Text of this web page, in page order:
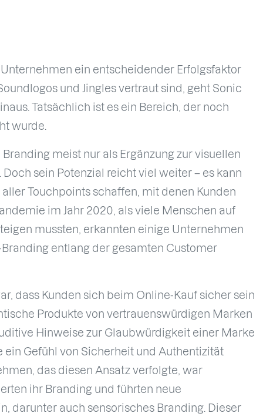
ein entscheidender Erfolgsfaktor
und Jingles vertraut sind, geht Sonic
Tatsächlich ist es ein Bereich, der noch
wurde.
meist nur als Ergänzung zur visuellen
sein Potenzial reicht viel weiter – es kann
Touchpoints schaffen, mit denen Kunden
im Jahr 2020, als viele Menschen auf
mussten, erkannten einige Unternehmen
entlang der gesamten Customer
dass Kunden sich beim Online-Kauf sicher sein
Produkte von vertrauenswürdigen Marken
Hinweise zur Glaubwürdigkeit einer Marke
ein Gefühl von Sicherheit und Authentizität
das diesen Ansatz verfolgte, war
ihr Branding und führten neue
darunter auch sensorisches Branding. Dieser